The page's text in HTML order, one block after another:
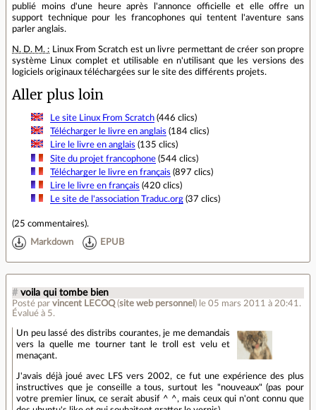
publié moins d'une heure après l'annonce officielle et elle offre un
support technique pour les francophones qui tentent l'aventure sans
parler anglais.
N. D. M. : Linux From Scratch est un livre permettant de créer son propre
système Linux complet et utilisable en n'utilisant que les versions des
logiciels originaux téléchargées sur le site des différents projets.
Aller plus loin
Le site Linux From Scratch(446 clics)
Télécharger le livre en anglais (184 clics)
Lire le livre en anglais (135 clics)
Site du projet francophone(544 clics)
Télécharger le livre en français (897 clics)
Lire le livre en français (420 clics)
Le site de l'association Traduc.org(37 clics)
(25 commentaires).
Markdown EPUB
# voila qui tombe bien
Posté par vincent LECOQ(site web personnel ) le 05 mars 2011 à 20:41 .
Évalué à 5.
Un peu lassé des distribs courantes, je me demandais
vers la quelle me tourner tant le troll est velu et
menaçant.
J'avais déjà joué avec LFS vers 2002, ce fut une expérience des plus
instructives que je conseille a tous, surtout les "nouveaux" (pas pour
votre premier linux, ce serait abusif ^ ^, mais ceux qui n'ont connu que